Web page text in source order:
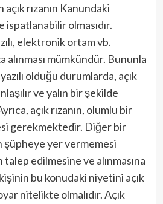
rızanın Kanundaki
ispatlanabilir olmasıdır.
elektronik ortam vb.
alınması mümkündür. Bununla
olduğu durumlarda, açık
ve yalın bir şekilde
açık rızanın, olumlu bir
gerekmektedir. Diğer bir
şüpheye yer vermemesi
talep edilmesine ve alınmasına
bu konudaki niyetini açık
nitelikte olmalıdır. Açık